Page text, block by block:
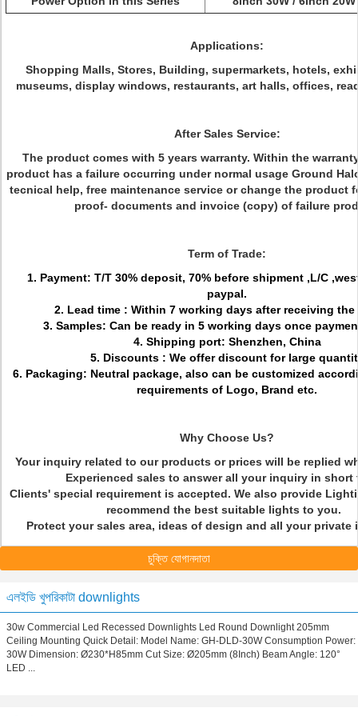
Applications:
Shopping Malls, Stores, Building, supermarkets, hotels,
museums, display windows, restaurants, art halls, offices,
After Sales Service:
The product comes with 5 years warranty. Within the
product has a failure occurring under normal usage Ground
tecnical help, free maintenance service or change the product
proof- documents and invoice (copy) of failure
Term of Trade:
1. Payment: T/T 30% deposit, 70% before shipment ,L/C
paypal.
2. Lead time : Within 7 working days after receiving
3. Samples: Can be ready in 5 working days once
4. Shipping port: Shenzhen, China
5. Discounts : We offer discount for large
6. Packaging: Neutral package, also can be customized
requirements of Logo, Brand etc.
Why Choose Us?
Your inquiry related to our products or prices will be replied
Experienced sales to answer all your inquiry in
Clients' special requirement is accepted. We also provide
recommend the best suitable lights to you.
Protect your sales area, ideas of design and all your
চুক্তি যোগানদাতা
এলইডি খুপরিকাটা downlights
30w Commercial Led Recessed Downlights Led Round Downlight 205mm
Ceiling Mounting Quick Detail: Model Name: GH-DLD-30W Consumption Power:
30W Dimension: Ø230*H85mm Cut Size: Ø205mm (8Inch) Beam Angle: 120°
LED ...